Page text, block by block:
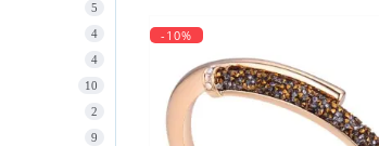
5
4
4
10
2
9
-10%